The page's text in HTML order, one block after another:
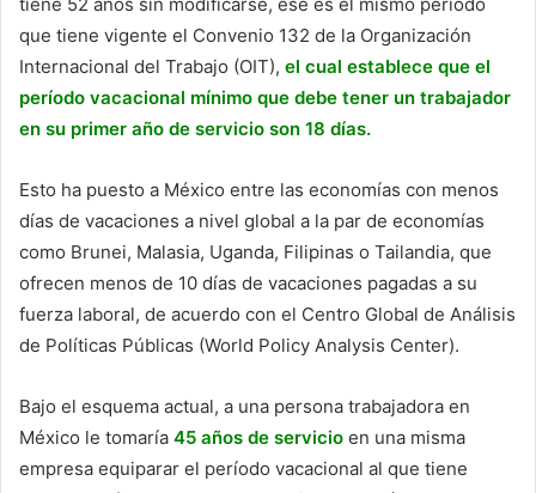
que tiene vigente el Convenio 132 de la Organización
Internacional del Trabajo (OIT), el cual establece que el
período vacacional mínimo que debe tener un trabajador
en su primer año de servicio son 18 días.
Esto ha puesto a México entre las economías con menos
días de vacaciones a nivel global a la par de economías
como Brunei, Malasia, Uganda, Filipinas o Tailandia, que
ofrecen menos de 10 días de vacaciones pagadas a su
fuerza laboral, de acuerdo con el Centro Global de Análisis
de Políticas Públicas (World Policy Analysis Center).
Bajo el esquema actual, a una persona trabajadora en
México le tomaría 45 años de servicio en una misma
empresa equiparar el período vacacional al que tiene